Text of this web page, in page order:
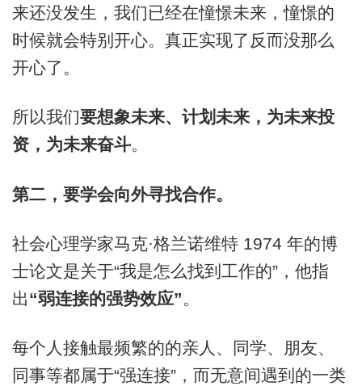
来还没发生，我们已经在憧憬未来，憧憬的
时候就会特别开心。真正实现了反而没那么
开心了。
所以我们要想象未来、计划未来，为未来投
资，为未来奋斗。
第二，要学会向外寻找合作。
社会心理学家马克·格兰诺维特 1974 年的博
士论文是关于“我是怎么找到工作的”，他指
出“弱连接的强势效应”。
每个人接触最频繁的的亲人、同学、朋友、
同事等都属于“强连接”，而无意间遇到的一类